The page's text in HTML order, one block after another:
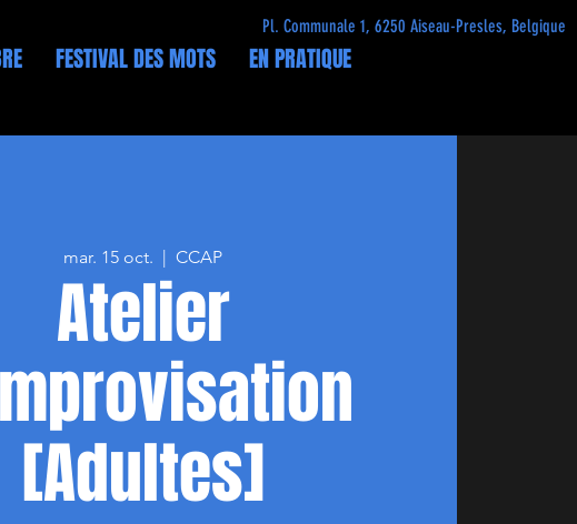
FESTIVAL DES MOTS EN PRATIQUE
Pl. Communale 1, 6250 Aiseau-Presles, Belgique
mar. 15 oct.
  |
CCAP
Atelier
[Adultes]